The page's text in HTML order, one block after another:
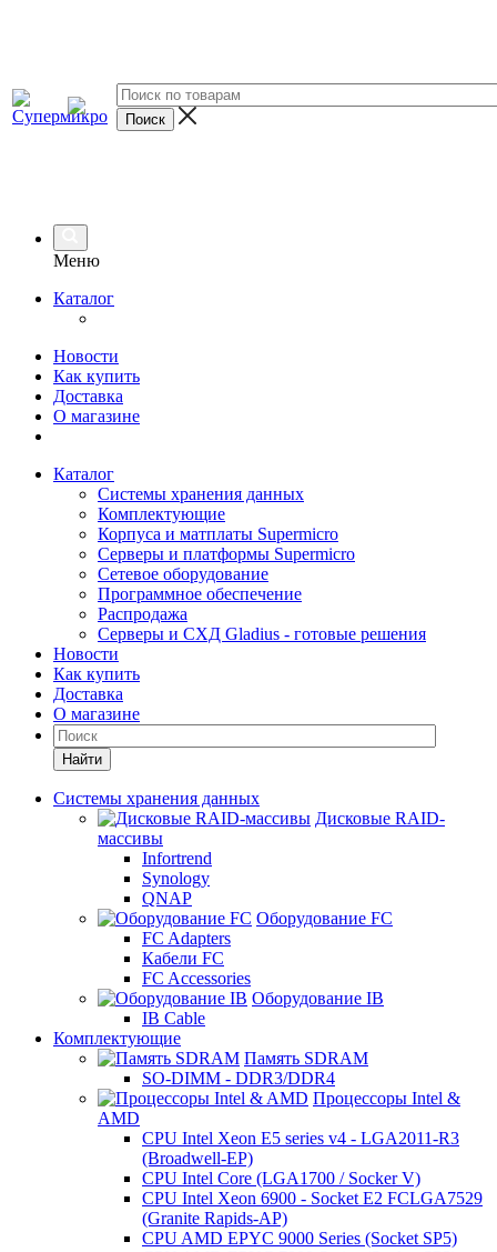
Меню
Каталог
Новости
Как купить
Доставка
О магазине
Каталог
Системы хранения данных
Комплектующие
Корпуса и матплаты Supermicro
Серверы и платформы Supermicro
Сетевое оборудование
Программное обеспечение
Распродажа
Серверы и СХД Gladius - готовые решения
Новости
Как купить
Доставка
О магазине
Найти
Системы хранения данных
Дисковые RAID-
массивы
Infortrend
Synology
QNAP
Оборудование FC
FC Adapters
Кабели FC
FC Accessories
Оборудование IB
IB Cable
Комплектующие
Память SDRAM
SO-DIMM - DDR3/DDR4
Процессоры Intel &
AMD
CPU Intel Xeon E5 series v4 - LGA2011-R3
(Broadwell-EP)
CPU Intel Core (LGA1700 / Socker V)
CPU Intel Xeon 6900 - Socket E2 FCLGA7529
(Granite Rapids-AP)
CPU AMD EPYC 9000 Series (Socket SP5)